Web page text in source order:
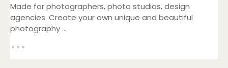
Made for photographers, photo studios, design
agencies. Create your own unique and beautiful
photography ...